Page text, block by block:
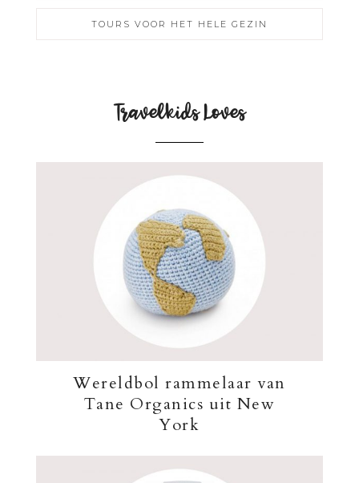
TOURS VOOR HET HELE GEZIN
Travelkids Loves
Wereldbol rammelaar van
Tane Organics uit New
York